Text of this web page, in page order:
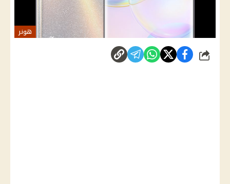
هونر
شارك